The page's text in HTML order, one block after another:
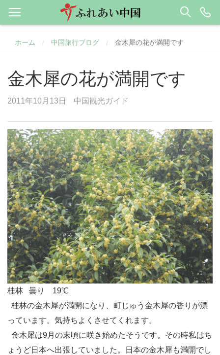
ホーム / 中国旅行ブログ / 金木犀の花が満開です
金木犀の花が満開です
2011年10月13日 中国観光ガイド
桂林 曇り 19℃
桂林の金木犀が満開になり、町じゅう金木犀の香りが漂
っています。気持ちよくさせてくれます。
金木犀は9月の末頃に咲き始めたそうです。その時私はち
ょうど日本へ出張していました。日本の金木犀も満開でし